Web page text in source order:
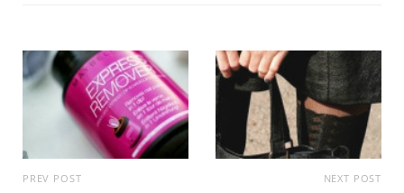
PREV POST NEXT POST